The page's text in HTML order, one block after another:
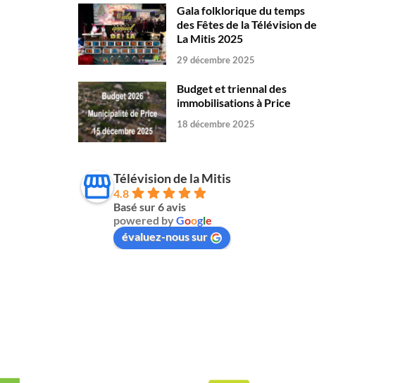
Gala folklorique du temps
des Fêtes de la Télévision de
La Mitis 2025
29 décembre 2025
Budget et triennal des
immobilisations à Price
18 décembre 2025
Télévision de la Mitis
4.8
Basé sur 6 avis
powered byGoogle
évaluez-nous sur